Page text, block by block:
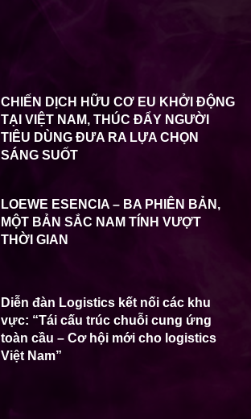
CHIẾN DỊCH HỮU CƠ EU KHỞI ĐỘNG
TẠI VIỆT NAM, THÚC ĐẨY NGƯỜI
TIÊU DÙNG ĐƯA RA LỰA CHỌN
SÁNG SUỐT
LOEWE ESENCIA – BA PHIÊN BẢN,
MỘT BẢN SẮC NAM TÍNH VƯỢT
THỜI GIAN
Diễn đàn Logistics kết nối các khu
vực: “Tái cấu trúc chuỗi cung ứng
toàn cầu – Cơ hội mới cho logistics
Việt Nam”